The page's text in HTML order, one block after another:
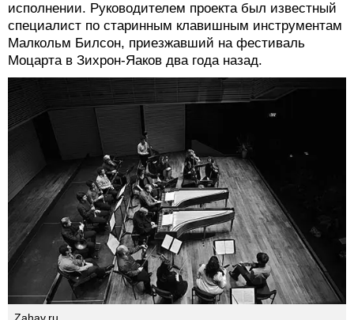
исполнении. Руководителем проекта был известный
специалист по старинным клавишным инструментам
Малкольм Билсон, приезжавший на фестиваль
Моцарта в Зихрон-Яаков два года назад.